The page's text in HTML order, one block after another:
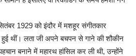
1929 को इंदौर में मशहूर संगीतकार
हुई थीं। लता जी अपने बचपन से गाने की शौकीन
बनाने में महारथ हांसिल कर ली थी, उन्होंने